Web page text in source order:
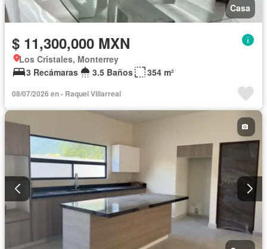
Casa
$ 11,300,000 MXN
Los Cristales, Monterrey
3 Recámaras
3.5 Baños 354 m²
08/07/2026 en - Raquel Villarreal